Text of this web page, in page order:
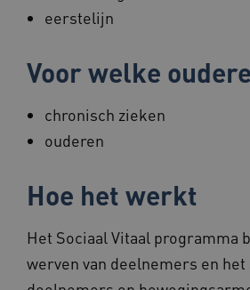
eerstelijn
Voor welke
chronisch zieken
ouderen
Hoe het werkt
Het Sociaal Vitaal programma
werven van deelnemers en het